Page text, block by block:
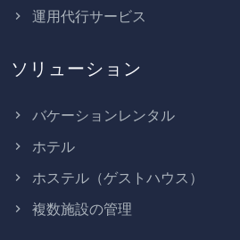
運用代行サービス
ソリューション
バケーションレンタル
ホテル
ホステル（ゲストハウス）
複数施設の管理